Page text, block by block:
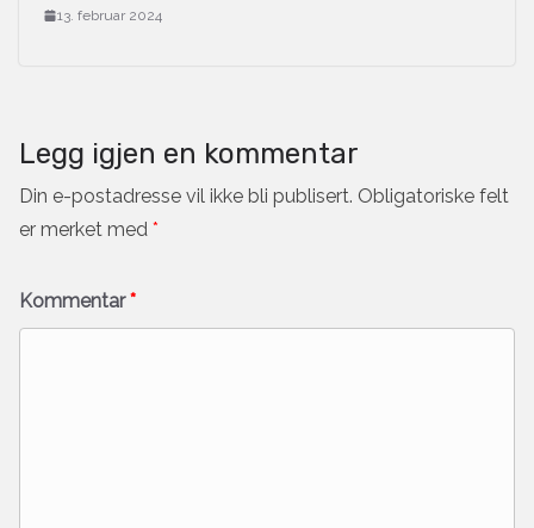
13. februar 2024
Legg igjen en kommentar
Din e-postadresse vil ikke bli publisert. Obligatoriske felt
er merket med *
Kommentar*